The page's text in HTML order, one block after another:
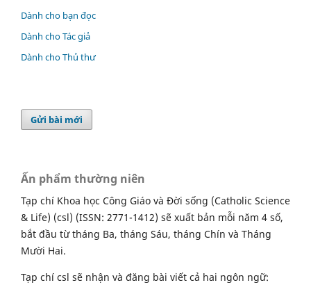
Dành cho bạn đọc
Dành cho Tác giả
Dành cho Thủ thư
Gửi bài mới
Ấn phẩm thường niên
Tạp chí Khoa học Công Giáo và Đời sống (Catholic Science
& Life) (csl) (ISSN: 2771-1412) sẽ xuất bản mỗi năm 4 số,
bắt đầu từ tháng Ba, tháng Sáu, tháng Chín và Tháng
Mười Hai.
Tạp chí csl sẽ nhận và đăng bài viết cả hai ngôn ngữ: